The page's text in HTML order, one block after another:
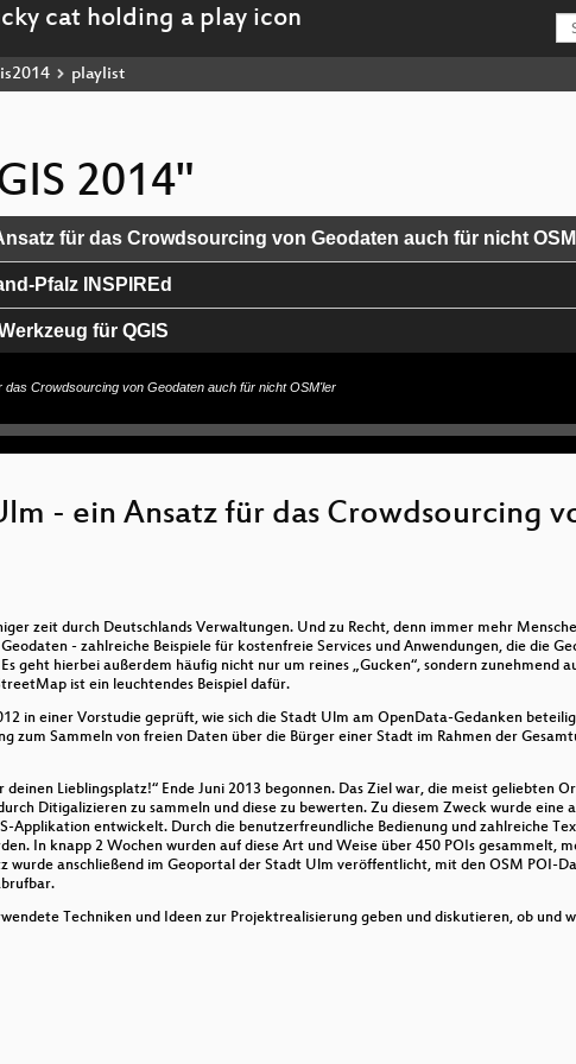
playlist
2014"
für das Crowdsourcing von Geodaten auch für nicht
Pfalz INSPIREd
für QGIS
Erhebung von Verkehrsdaten
zur Verwaltung räumlicher Daten
für das EU-Projekt CLIMB
das und worauf muss man achten
Crowdsourcing von Geodaten auch für nicht OSM'ler
- ein Ansatz für das Crowdsourcing
zeit durch Deutschlands Verwaltungen. Und zu Recht, denn immer mehr
- zahlreiche Beispiele für kostenfreie Services und Anwendungen, die die
geht hierbei außerdem häufig nicht nur um reines „Gucken“, sondern zunehmend
ist ein leuchtendes Beispiel dafür.
in einer Vorstudie geprüft, wie sich die Stadt Ulm am OpenData-Gedanken
zum Sammeln von freien Daten über die Bürger einer Stadt im Rahmen der
Lieblingsplatz!“ Ende Juni 2013 begonnen. Das Ziel war, die meist geliebten
Ditigalizieren zu sammeln und diese zu bewerten. Zu diesem Zweck wurde eine
Applikation entwickelt. Durch die benutzerfreundliche Bedienung und zahlreiche
In knapp 2 Wochen wurden auf diese Art und Weise über 450 POIs gesammelt,
wurde anschließend im Geoportal der Stadt Ulm veröffentlicht, mit den OSM POI-
Techniken und Ideen zur Projektrealisierung geben und diskutieren, ob und